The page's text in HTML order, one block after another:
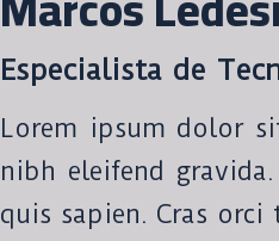
Especialista de
Lorem ipsum dolor
nibh eleifend
quis sapien. Cras